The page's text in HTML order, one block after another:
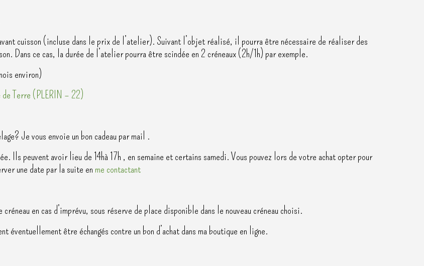
cuisson (incluse dans le prix de l’atelier). Suivant l’objet réalisé, il pourra être nécessaire de réaliser des
Dans ce cas, la durée de l’atelier pourra être scindée en 2 créneaux (2h/1h) par exemple.
environ)
Terre (PLERIN – 22)
Je vous envoie un bon cadeau par mail .
Ils peuvent avoir lieu de 14hà 17h , en semaine et certains samedi. Vous pouvez lors de votre achat opter pour
une date par la suite en me contactant
en cas d’imprévu, sous réserve de place disponible dans le nouveau créneau choisi.
éventuellement être échangés contre un bon d’achat dans ma boutique en ligne.